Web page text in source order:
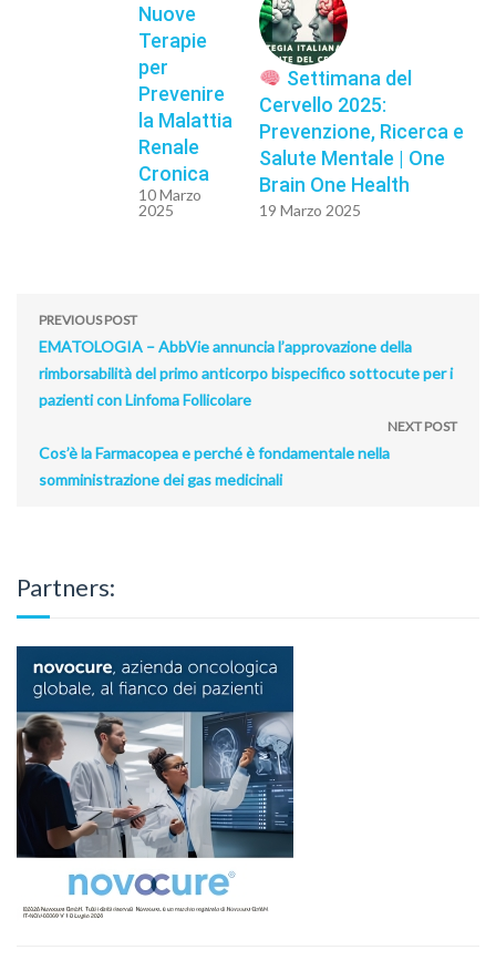
Nuove
Terapie
per
Prevenire
la Malattia
Renale
Cronica
10 Marzo
2025
Settimana del
Cervello 2025:
Prevenzione, Ricerca e
Salute Mentale | One
Brain One Health
19 Marzo 2025
PREVIOUS POST
EMATOLOGIA – AbbVie annuncia l’approvazione della
rimborsabilità del primo anticorpo bispecifico sottocute per i
pazienti con Linfoma Follicolare
NEXT POST
Cos’è la Farmacopea e perché è fondamentale nella
somministrazione dei gas medicinali
Partners: